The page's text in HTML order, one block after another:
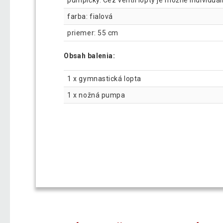
farba: fialová
priemer: 55 cm
Obsah balenia:
1 x gymnastická lopta
1 x nožná pumpa